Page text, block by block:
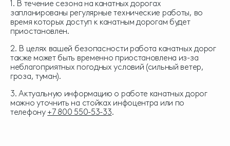
1. В течение сезона на канатных дорогах
запланированы регулярные технические работы, во
время которых доступ к канатным дорогам будет
приостановлен.
2. В целях вашей безопасности работа канатных дорог
также может быть временно приостановлена из-за
неблагоприятных погодных условий (сильный ветер,
гроза, туман).
3. Актуальную информацию о работе канатных дорог
можно уточнить на стойках инфоцентра или по
телефону +7 800 550-53-33.